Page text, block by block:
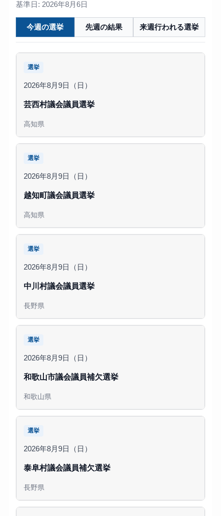
基準日: 2026年8月6日
今週の選挙 先週の結果 来週行われる選挙
選挙
2026年8月9日（日）
芸西村議会議員選挙
高知県
選挙
2026年8月9日（日）
越知町議会議員選挙
高知県
選挙
2026年8月9日（日）
中川村議会議員選挙
長野県
選挙
2026年8月9日（日）
和歌山市議会議員補欠選挙
和歌山県
選挙
2026年8月9日（日）
泰阜村議会議員補欠選挙
長野県